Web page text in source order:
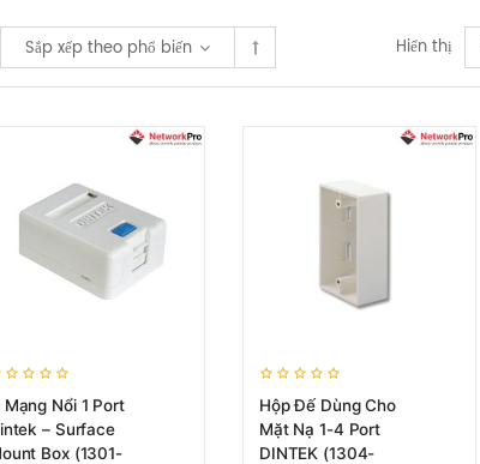
Sắp xếp theo phổ biến Hiển thị
Mạng Nổi 1 Port
– Surface
Box (1301-
Hộp Đế Dùng Cho
Mặt Nạ 1-4 Port
DINTEK (1304-